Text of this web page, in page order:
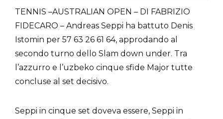
TENNIS –AUSTRALIAN OPEN – DI FABRIZIO
FIDECARO – Andreas Seppi ha battuto Denis
Istomin per 57 63 26 61 64, approdando al
secondo turno dello Slam down under. Tra
l’azzurro e l’uzbeko cinque sfide Major tutte
concluse al set decisivo.
Seppi in cinque set doveva essere, Seppi in